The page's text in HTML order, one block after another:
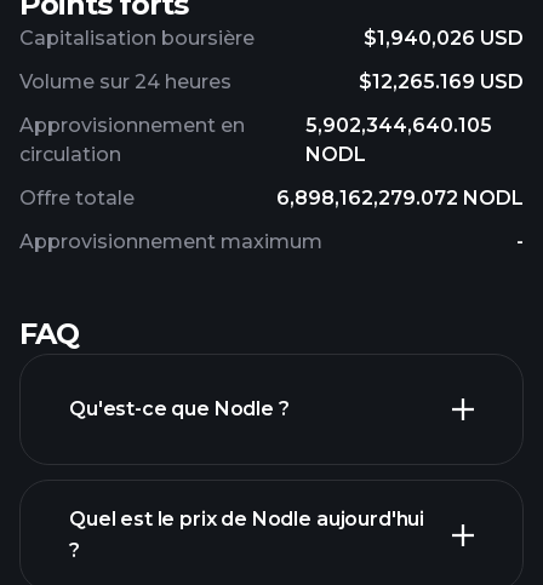
Capitalisation boursière
$1,940,026 USD
Volume sur 24 heures
$12,265.169 USD
Approvisionnement en
circulation
5,902,344,640.105
NODL
Offre totale
6,898,162,279.072 NODL
Approvisionnement maximum
-
FAQ
Qu'est-ce que Nodle ?
Quel est le prix de Nodle aujourd'hui
?